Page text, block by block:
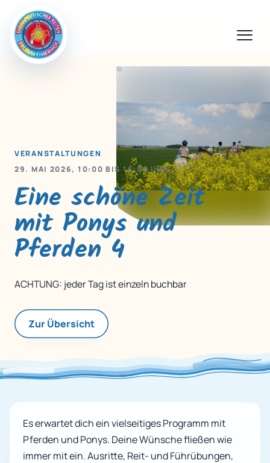
VERANSTALTUNGEN
29. MAI 2026, 10:00 BIS 16:00 UHR
Eine schöne Zeit
mit Ponys und
Pferden 4
ACHTUNG: jeder Tag ist einzeln buchbar
Zur Übersicht
Es erwartet dich ein vielseitiges Programm mit
Pferden und Ponys. Deine Wünsche fließen wie
immer mit ein. Ausritte, Reit- und Führübungen,